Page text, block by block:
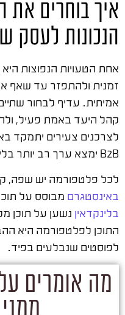
איך בוחרים את
הנכונות לעסק
אחת הטעויות הנפוצות
זמנית ולהתפזר עד
אמיתית. עדיף לבחור
קהל היעד באמת פעיל,
לצרכנים צעירים יתמקד
B2B ימצא ערך רב יותר בלינקדאין.
לכל פלטפורמה יש שפה,
באינסטגרם מבוסס על תוכן
בלינקדאין נשען על תוכן
התוכן לפלטפורמה היא
לפוסטים שנבלעים בפיד.
מה אומרים